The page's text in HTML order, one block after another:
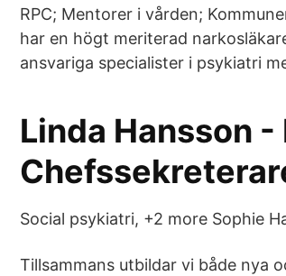
RPC; Mentorer i vården;
har en högt meriterad
ansvariga specialister i psykiatri
Linda Hansson
Social psykiatri, +2 more Sophie
Tillsammans utbildar vi både nya